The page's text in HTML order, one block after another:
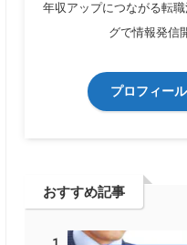
年収アップにつながる転
グで情報発信
プロフィー
おすすめ記事